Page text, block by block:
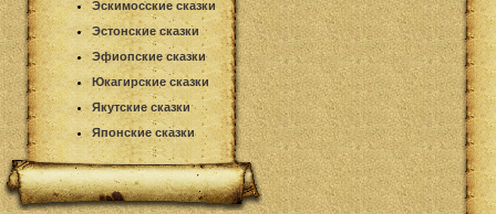
Эскимосские сказки
Эстонские сказки
Эфиопские сказки
Юкагирские сказки
Якутские сказки
Японские сказки